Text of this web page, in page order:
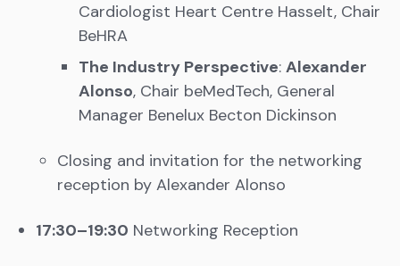
Cardiologist Heart Centre Hasselt, Chair
BeHRA
The Industry Perspective: Alexander
Alonso, Chair beMedTech, General
Manager Benelux Becton Dickinson
Closing and invitation for the networking
reception by Alexander Alonso
17:30–19:30 Networking Reception